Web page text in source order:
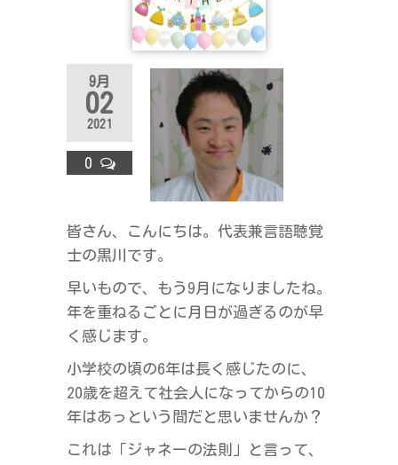
ら
っ
と
テ
ラ
ス
9月
02
2021
0
皆さん、こんにちは。代表兼言語聴覚
士の黒川です。
早いもので、もう9月になりましたね。
年を重ねるごとに月日が過ぎるのが早
く感じます。
小学校の頃の6年は長く感じたのに、
20歳を超えて社会人になってからの10
年はあっという間だと思いませんか？
これは「ジャネーの法則」と言って、